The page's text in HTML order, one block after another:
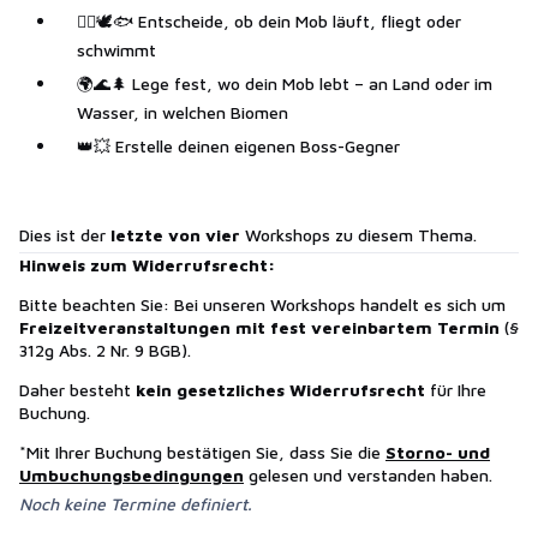
🚶‍♂️🕊️🐟 Entscheide, ob dein Mob läuft, fliegt oder
schwimmt
🌍🌊🌲 Lege fest, wo dein Mob lebt – an Land oder im
Wasser, in welchen Biomen
👑💥 Erstelle deinen eigenen Boss-Gegner
Dies ist der letzte von vier Workshops zu diesem Thema.
Hinweis zum Widerrufsrecht:
Bitte beachten Sie: Bei unseren Workshops handelt es sich um
Freizeitveranstaltungen mit fest vereinbartem Termin (§
312g Abs. 2 Nr. 9 BGB).
Daher besteht kein gesetzliches Widerrufsrecht für Ihre
Buchung.
*Mit Ihrer Buchung bestätigen Sie, dass Sie die Storno- und
Umbuchungsbedingungen gelesen und verstanden haben.
Noch keine Termine definiert.